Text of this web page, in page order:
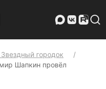
городок
Шапкин провёл